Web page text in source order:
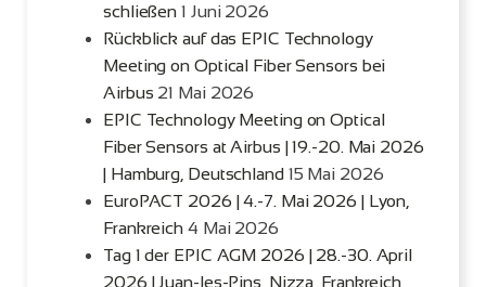
schließen 1 Juni 2026
Rückblick auf das EPIC Technology
Meeting on Optical Fiber Sensors bei
Airbus 21 Mai 2026
EPIC Technology Meeting on Optical
Fiber Sensors at Airbus | 19.-20. Mai 2026
| Hamburg, Deutschland 15 Mai 2026
EuroPACT 2026 | 4.-7. Mai 2026 | Lyon,
Frankreich 4 Mai 2026
Tag 1 der EPIC AGM 2026 | 28.-30. April
2026 | Juan-les-Pins, Nizza, Frankreich